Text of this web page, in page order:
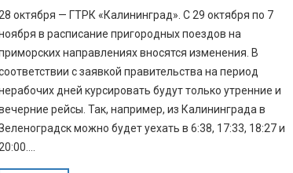
28 октября — ГТРК «Калининград». С 29 октября по 7
в расписание пригородных поездов на
направлениях вносятся изменения. В
с заявкой правительства на период
дней курсировать будут только утренние и
рейсы. Так, например, из Калининграда в
можно будет уехать в 6:38, 17:33, 18:27 и
20:00....